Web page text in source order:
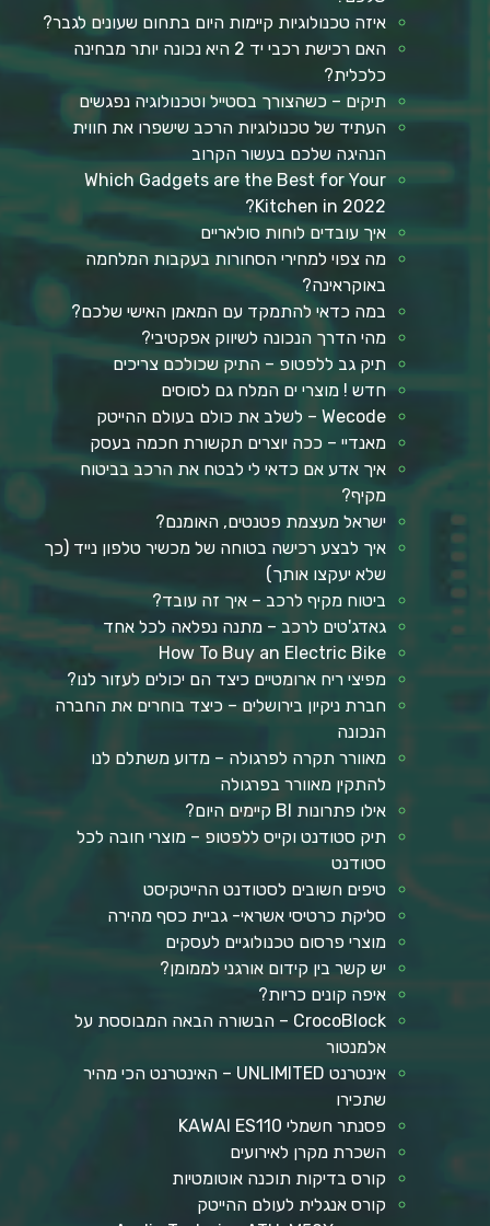
איזה טכנולוגיות קיימות היום בתחום שעונים לגבר?
האם רכישת רכבי יד 2 היא נכונה יותר מבחינה
כלכלית?
תיקים – כשהצורך בסטייל וטכנולוגיה נפגשים
העתיד של טכנולוגיות הרכב שישפרו את חווית
הנהיגה שלכם בעשור הקרוב
Which Gadgets are the Best for Your
Kitchen in 2022?
איך עובדים לוחות סולאריים
מה צפוי למחירי הסחורות בעקבות המלחמה
באוקראינה?
במה כדאי להתמקד עם המאמן האישי שלכם?
מהי הדרך הנכונה לשיווק אפקטיבי?
תיק גב ללפטופ – התיק שכולכם צריכים
חדש ! מוצרי ים המלח גם לסוסים
Wecode – לשלב את כולם בעולם ההייטק
מאנדיי – ככה יוצרים תקשורת חכמה בעסק
איך אדע אם כדאי לי לבטח את הרכב בביטוח
מקיף?
ישראל מעצמת פטנטים, האומנם?
איך לבצע רכישה בטוחה של מכשיר טלפון נייד (כך
שלא יעקצו אותך)
ביטוח מקיף לרכב – איך זה עובד?
גאדג'טים לרכב – מתנה נפלאה לכל אחד
How To Buy an Electric Bike
מפיצי ריח ארומטיים כיצד הם יכולים לעזור לנו?
חברת ניקיון בירושלים – כיצד בוחרים את החברה
הנכונה
מאוורר תקרה לפרגולה – מדוע משתלם לנו
להתקין מאוורר בפרגולה
אילו פתרונות BI קיימים היום?
תיק סטודנט וקייס ללפטופ – מוצרי חובה לכל
סטודנט
טיפים חשובים לסטודנט ההייטקיסט
סליקת כרטיסי אשראי- גביית כסף מהירה
מוצרי פרסום טכנולוגיים לעסקים
יש קשר בין קידום אורגני לממומן?
איפה קונים כריות?
CrocoBlock – הבשורה הבאה המבוססת על
אלמנטור
אינטרנט UNLIMITED – האינטרנט הכי מהיר
שתכירו
פסנתר חשמלי KAWAI ES110
השכרת מקרן לאירועים
קורס בדיקות תוכנה אוטומטיות
קורס אנגלית לעולם ההייטק